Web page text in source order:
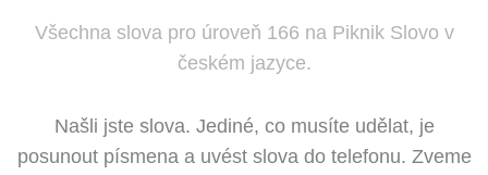
Všechna slova pro úroveň 166 na Piknik Slovo v
českém jazyce.
Našli jste slova. Jediné, co musíte udělat, je
posunout písmena a uvést slova do telefonu. Zveme